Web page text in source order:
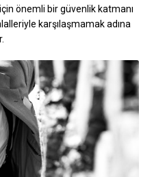
önemli bir güvenlik katmanı
karşılaşmamak adına